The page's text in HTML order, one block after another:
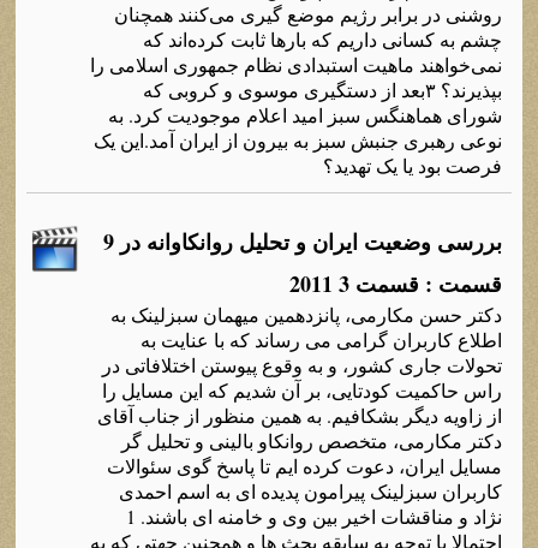
روشنی در برابر رژیم موضع گیری می‌کنند همچنان
چشم به کسانی داریم که بارها ثابت کرده‌اند که
نمی‌خواهند ماهیت استبدادی نظام جمهوری اسلامی را
بپذیرند؟ ۳بعد از دستگیری موسوی و کروبی که
شورای هماهنگس سبز امید اعلام موجودیت کرد. به
نوعی رهبری جنبش سبز به بیرون از ایران آمد.این یک
فرصت بود یا یک تهدید؟
بررسی وضعیت ایران و تحلیل روانکاوانه در 9
قسمت : قسمت 3 2011
دکتر حسن مکارمی، پانزدهمین میهمان سبزلینک به
اطلاع کاربران گرامی می رساند که با عنایت به
تحولات جاری کشور، و به وقوع پیوستن اختلافاتی در
راس حاکمیت کودتایی، بر آن شدیم که این مسایل را
از زاویه دیگر بشکافیم. به همین منظور از جناب آقای
دکتر مکارمی، متخصص روانکاو بالینی و تحلیل گر
مسایل ایران، دعوت کرده ایم تا پاسخ گوی سئوالات
کاربران سبزلینک پیرامون پدیده ای به اسم احمدی
نژاد و مناقشات اخیر بین وی و خامنه ای باشند. 1
احتمالا با توجه به سابقه بحث ها و همچنین جهتی که به